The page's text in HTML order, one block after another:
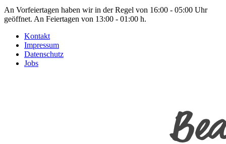
An Vorfeiertagen haben wir in der Regel von 16:00 - 05:00 Uhr
geöffnet. An Feiertagen von 13:00 - 01:00 h.
Kontakt
Impressum
Datenschutz
Jobs